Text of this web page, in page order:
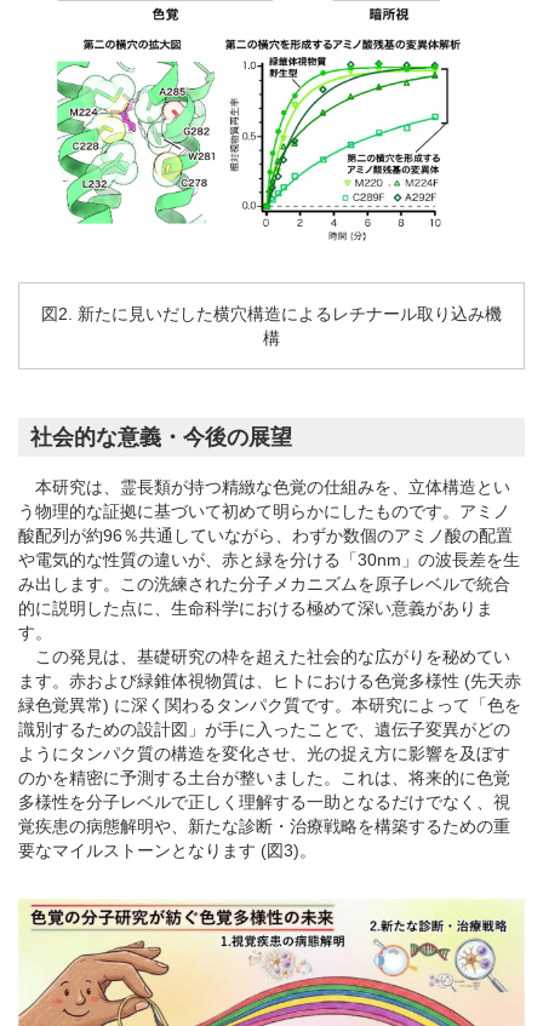
図2. 新たに見いだした横穴構造によるレチナール取り込み機
構
社会的な意義・今後の展望
本研究は、霊長類が持つ精緻な色覚の仕組みを、立体構造とい
う物理的な証拠に基づいて初めて明らかにしたものです。アミノ
酸配列が約96％共通していながら、わずか数個のアミノ酸の配置
や電気的な性質の違いが、赤と緑を分ける「30nm」の波長差を生
み出します。この洗練された分子メカニズムを原子レベルで統合
的に説明した点に、生命科学における極めて深い意義がありま
す。
この発見は、基礎研究の枠を超えた社会的な広がりを秘めてい
ます。赤および緑錐体視物質は、ヒトにおける色覚多様性 (先天赤
緑色覚異常) に深く関わるタンパク質です。本研究によって「色を
識別するための設計図」が手に入ったことで、遺伝子変異がどの
ようにタンパク質の構造を変化させ、光の捉え方に影響を及ぼす
のかを精密に予測する土台が整いました。これは、将来的に色覚
多様性を分子レベルで正しく理解する一助となるだけでなく、視
覚疾患の病態解明や、新たな診断・治療戦略を構築するための重
要なマイルストーンとなります (図3)。